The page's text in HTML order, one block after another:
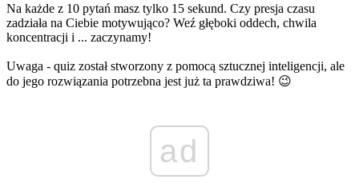
Na każde z 10 pytań masz tylko 15 sekund. Czy presja czasu
zadziała na Ciebie motywująco? Weź głęboki oddech, chwila
koncentracji i ... zaczynamy!
Uwaga - quiz został stworzony z pomocą sztucznej inteligencji, ale
do jego rozwiązania potrzebna jest już ta prawdziwa! 😉
ad